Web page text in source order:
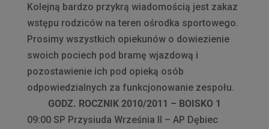
Kolejną bardzo przykrą wiadomością jest zakaz
wstępu rodziców na teren ośrodka sportowego.
Prosimy wszystkich opiekunów o dowiezienie
swoich pociech pod bramę wjazdową i
pozostawienie ich pod opieką osób
odpowiedzialnych za funkcjonowanie zespołu.
GODZ. ROCZNIK 2010/2011 – BOISKO 1
09:00 SP Przysiuda Września II – AP Dębiec